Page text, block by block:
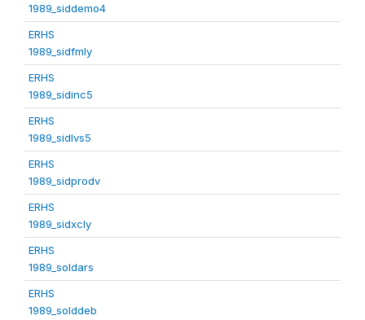
1989_siddemo4
ERHS
1989_sidfmly
ERHS
1989_sidinc5
ERHS
1989_sidlvs5
ERHS
1989_sidprodv
ERHS
1989_sidxcly
ERHS
1989_soldars
ERHS
1989_solddeb